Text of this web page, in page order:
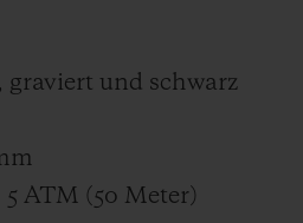
mit Kautschukfutter
Fusion Wild Customs
Auflage von 2x100
erhältlich.
graviert und schwarz
ATM (50 Meter)